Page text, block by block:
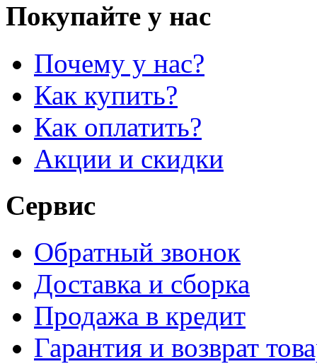
Покупайте у нас
Почему у нас?
Как купить?
Как оплатить?
Акции и скидки
Сервис
Обратный звонок
Доставка и сборка
Продажа в кредит
Гарантия и возврат